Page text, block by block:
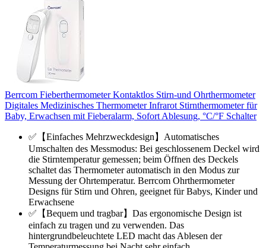
Berrcom Fieberthermometer Kontaktlos Stirn-und Ohrthermometer
Digitales Medizinisches Thermometer Infrarot Stirnthermometer für
Baby, Erwachsen mit Fieberalarm, Sofort Ablesung, °C/°F Schalter
✅【Einfaches Mehrzweckdesign】Automatisches
Umschalten des Messmodus: Bei geschlossenem Deckel wird
die Stirntemperatur gemessen; beim Öffnen des Deckels
schaltet das Thermometer automatisch in den Modus zur
Messung der Ohrtemperatur. Berrcom Ohrthermometer
Designs für Stirn und Ohren, geeignet für Babys, Kinder und
Erwachsene
✅【Bequem und tragbar】Das ergonomische Design ist
einfach zu tragen und zu verwenden. Das
hintergrundbeleuchtete LED macht das Ablesen der